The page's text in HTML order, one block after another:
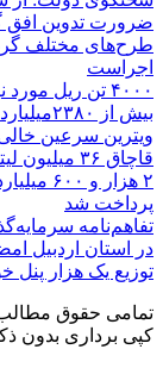
ضرورت تدوین
طرح‌های مختلف
اجراست
۴۰۰۰ تن ریل
بیش از ۲۳۸۰میلیارد تومان اعتبار در ۸ ماه گذشته
ویترین سرعین
قاچاق ۳۶ میلیون لیتر سوخت در مشگین‌شهر متوقف شد
۲ هزار
پرداخت شد
در استان اردبیل
توزیع یک هزار پنل
تمامی حقوق
کپی برداری بدون